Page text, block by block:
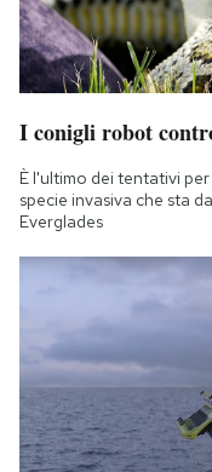
I conigli robot
È l'ultimo dei tentativi
specie invasiva che sta
Everglades